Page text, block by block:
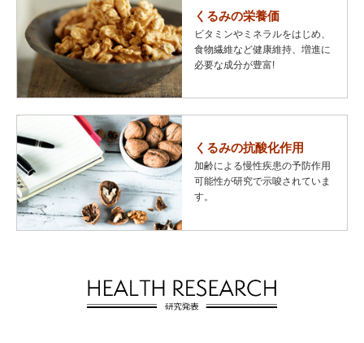
くるみの栄養価
ビタミンやミネラルをはじめ、
食物繊維など健康維持、増進に
必要な成分が豊富!
くるみの抗酸化作用
加齢による慢性疾患の予防作用
可能性が研究で示唆されていま
す。